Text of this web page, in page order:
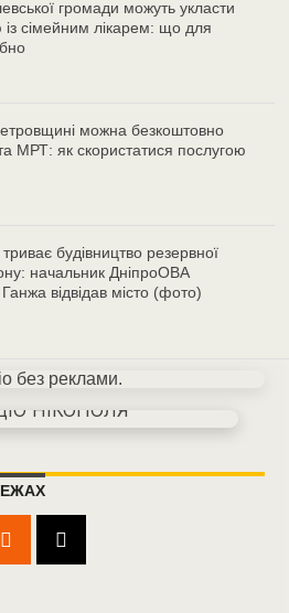
громади можуть укласти
із сімейним лікарем: що для
можна безкоштовно
МРТ: як скористатися послугою
будівництво резервної
начальник ДніпроОВА
відвідав місто (фото)